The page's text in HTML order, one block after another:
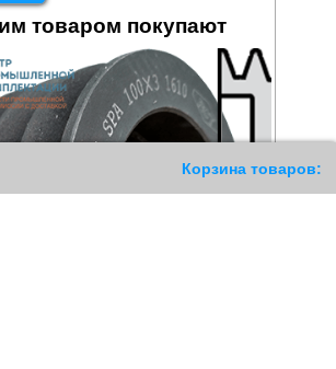
Корзина товаров:
товаром покупают